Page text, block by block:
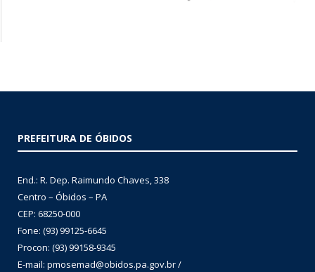
PREFEITURA DE ÓBIDOS
End.: R. Dep. Raimundo Chaves, 338
Centro – Óbidos – PA
CEP: 68250-000
Fone: (93) 99125-6645
Procon: (93) 99158-9345
E-mail: pmosemad@obidos.pa.gov.br /